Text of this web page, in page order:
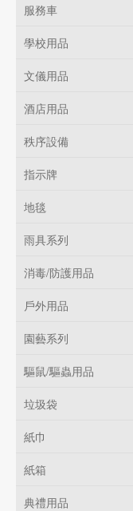
服務車
學校用品
文儀用品
酒店用品
秩序設備
指示牌
地毯
雨具系列
消毒/防護用品
戶外用品
園藝系列
驅鼠/驅蟲用品
垃圾袋
紙巾
紙箱
典禮用品